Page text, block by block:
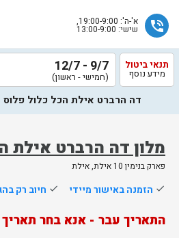
phone_in_talk א'-ה': 19:00-9:00,
שישי: 13:00-9:00
מלון דה הרברט אילת
פארק בנימין 10 אילת, אילת
תנאי ביטול
מידע נוסף 9/7 - 12/7
(חמישי - ראשון)
דה הרברט אילת הכל כלול פלוס
done הזמנה באישור מיידי done חיוב רק
התאריך עבר - אנא בחר תאריך
שלח
הוטלס